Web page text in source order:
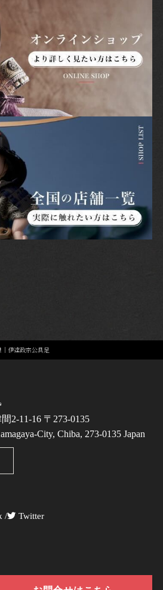
｜伊達政宗公具足
千葉県鎌ヶ谷市中佐津間2-11-16 〒273-0135
City, Chiba, 273-0135 Japan
/ Twitter